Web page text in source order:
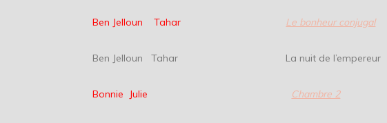
Ben Jelloun Tahar Le bonheur conjugal
Ben Jelloun Tahar La nuit de l’empereur
Bonnie Julie Chambre 2